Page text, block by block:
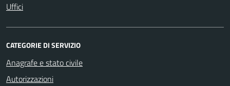
Uffici
CATEGORIE DI SERVIZIO
Anagrafe e stato civile
Autorizzazioni